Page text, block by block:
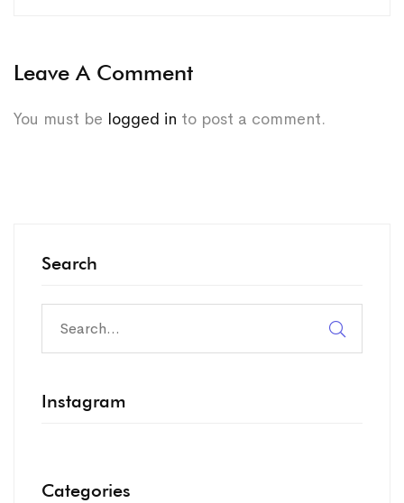
Leave A Comment
You must be logged in to post a comment.
Search
Instagram
Categories